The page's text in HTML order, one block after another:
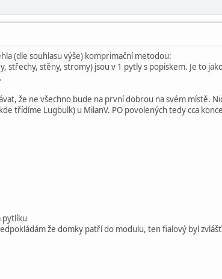
(dle souhlasu výše) komprimační metodou:
střechy, stěny, stromy) jsou v 1 pytly s popiskem. Je to
že ne všechno bude na první dobrou na svém místě.
třídíme Lugbulk) u MilanV. PO povolených tedy cca
pytlíku
že domky patří do modulu, ten fialový byl zvlášť